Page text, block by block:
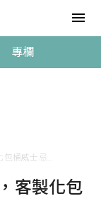
專欄
客製化包